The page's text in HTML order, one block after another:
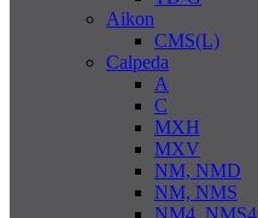
Aikon
CMS(L)
Calpeda
A
C
MXH
MXV
NM, NMD
NM, NMS
NM4, NMS4